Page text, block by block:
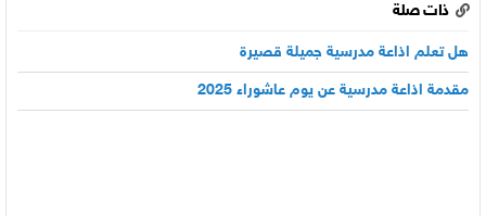
ذات صلة
هل تعلم اذاعة مدرسية جميلة قصيرة
مقدمة اذاعة مدرسية عن يوم عاشوراء 2025